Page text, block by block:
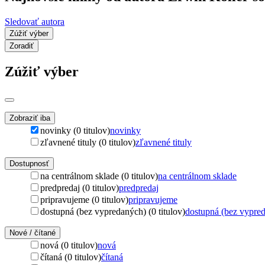
Sledovať autora
Zúžiť výber
Zoradiť
Zúžiť výber
Zobraziť iba
novinky (0 titulov)novinky
zľavnené tituly (0 titulov)zľavnené tituly
Dostupnosť
na centrálnom sklade (0 titulov)na centrálnom sklade
predpredaj (0 titulov)predpredaj
pripravujeme (0 titulov)pripravujeme
dostupná (bez vypredaných) (0 titulov)dostupná (bez
Nové / čítané
nová (0 titulov)nová
čítaná (0 titulov)čítaná